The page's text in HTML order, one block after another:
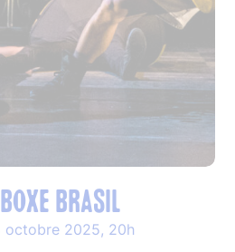
BRASIL
octobre 2025, 20h